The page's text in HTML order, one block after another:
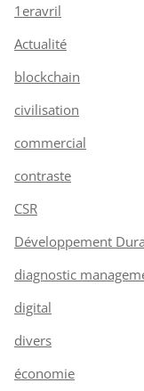
1eravril
Actualité
blockchain
civilisation
commercial
contraste
CSR
Développement
diagnostic
digital
divers
économie